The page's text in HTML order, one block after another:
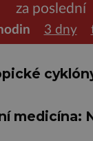
za poslední
3 dny
medicína: